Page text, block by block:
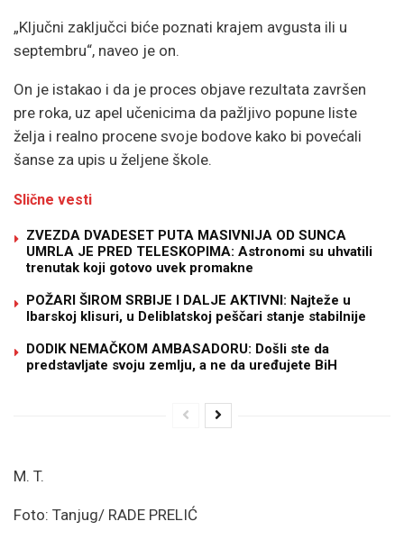
„Ključni zaključci biće poznati krajem avgusta ili u
septembru“, naveo je on.
On je istakao i da je proces objave rezultata završen
pre roka, uz apel učenicima da pažljivo popune liste
želja i realno procene svoje bodove kako bi povećali
šanse za upis u željene škole.
Slične vesti
ZVEZDA DVADESET PUTA MASIVNIJA OD SUNCA
UMRLA JE PRED TELESKOPIMA: Astronomi su uhvatili
trenutak koji gotovo uvek promakne
POŽARI ŠIROM SRBIJE I DALJE AKTIVNI: Najteže u
Ibarskoj klisuri, u Deliblatskoj peščari stanje stabilnije
DODIK NEMAČKOM AMBASADORU: Došli ste da
predstavljate svoju zemlju, a ne da uređujete BiH
M. T.
Foto: Tanjug/ RADE PRELIĆ